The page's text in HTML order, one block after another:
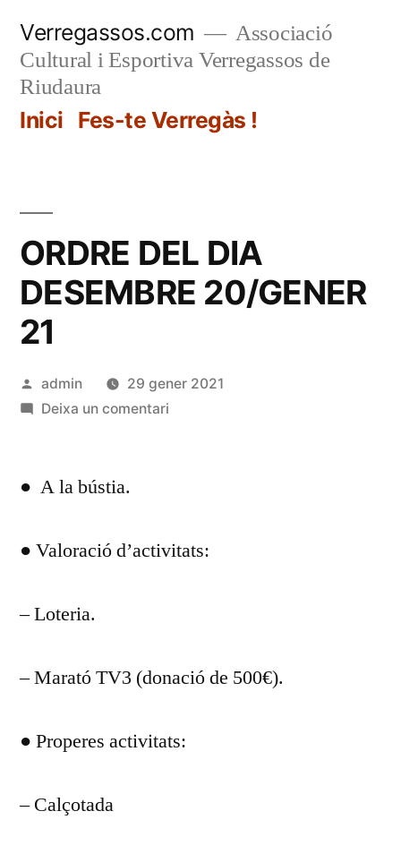
contingut
Verregassos.com
Associació
Cultural i Esportiva Verregassos de
Riudaura
Inici Fes-te Verregàs !
ORDRE DEL DIA
DESEMBRE 20/GENER
21
Publicat
per
admin
29 gener 2021
Deixa un comentaria
21
● A la bústia.
● Valoració d’activitats:
– Loteria.
– Marató TV3 (donació de 500€).
● Properes activitats:
– Calçotada